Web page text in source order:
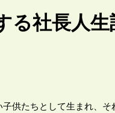
る社長人生
供たちとして生まれ、